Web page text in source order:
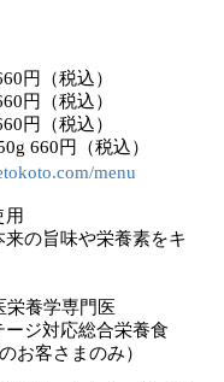
円（税込）
円（税込）
円（税込）
660円（税込）
menu
用
の旨味や栄養素をキ
養学専門医
ジ対応総合栄養食
お客さまのみ）